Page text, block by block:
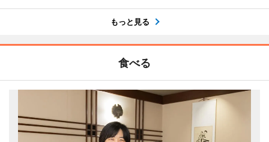
もっと見る
食べる